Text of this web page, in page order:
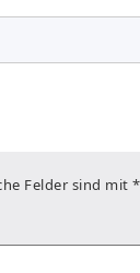
Felder sind mit *